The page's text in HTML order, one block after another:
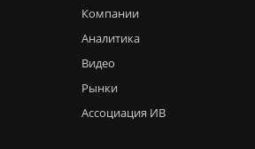
Компании
Аналитика
Видео
Рынки
Ассоциация ИВ